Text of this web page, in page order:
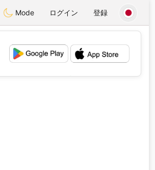
Mode ログイン 登録
💕